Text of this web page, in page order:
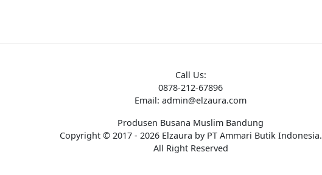
Call Us:
0878-212-67896
Email: admin@elzaura.com
Produsen Busana Muslim Bandung
Copyright © 2017 - 2026 Elzaura by PT Ammari Butik Indonesia.
All Right Reserved